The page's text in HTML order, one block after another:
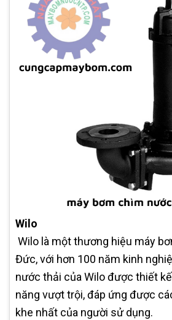
Wilo
Wilo là một thương hiệu máy
Đức, với hơn 100 năm kinh
nước thải của Wilo được thiết
năng vượt trội, đáp ứng được
khe nhất của người sử dụng.